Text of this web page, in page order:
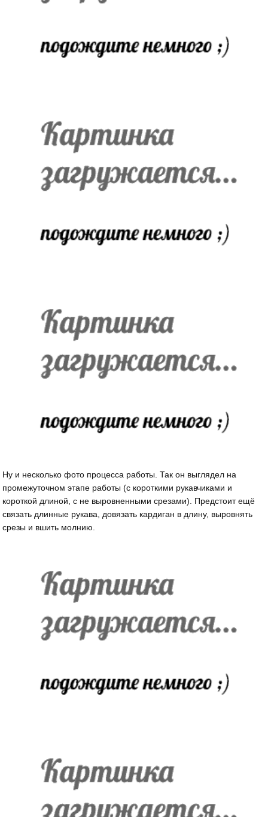
Ну и несколько фото процесса работы. Так он выглядел на
промежуточном этапе работы (с короткими рукавчиками и
короткой длиной, с не выровненными срезами). Предстоит ещё
связать длинные рукава, довязать кардиган в длину, выровнять
срезы и вшить молнию.